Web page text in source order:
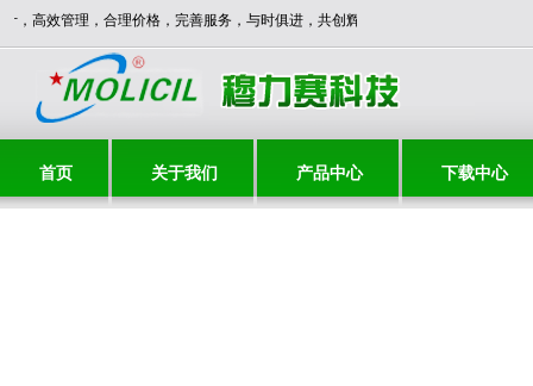
高效管理，合理价格，完善服务，与时俱进，共创辉煌！！
首页 关于我们 产品中心 下载中心